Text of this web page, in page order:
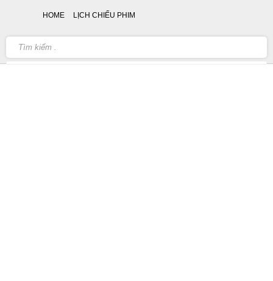
HOME LỊCH CHIẾU PHIM